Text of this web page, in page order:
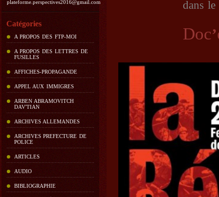
plateforme.perspectives2016@gmail.com
Catégories
A PROPOS DES FTP-MOI
A PROPOS DES LETTRES DE
FUSILLES
AFFICHES-PROPAGANDE
APPEL AUX IMMIGRES
ARBEN ABRAMOVITCH
DAV'TIAN
ARCHIVES ALLEMANDES
ARCHIVES PREFECTURE DE
POLICE
ARTICLES
AUDIO
BIBLIOGRAPHIE
dans
Doc’